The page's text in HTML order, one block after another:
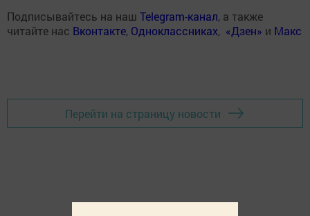
Подписывайтесь на наш Telegram-канал, а также
читайте нас Вконтакте, Одноклассниках, «Дзен» и Макс
Перейти на страницу новости